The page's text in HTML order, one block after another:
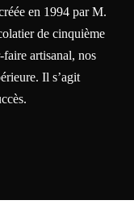
en 1994 par M.
de cinquième
artisanal, nos
Il s’agit